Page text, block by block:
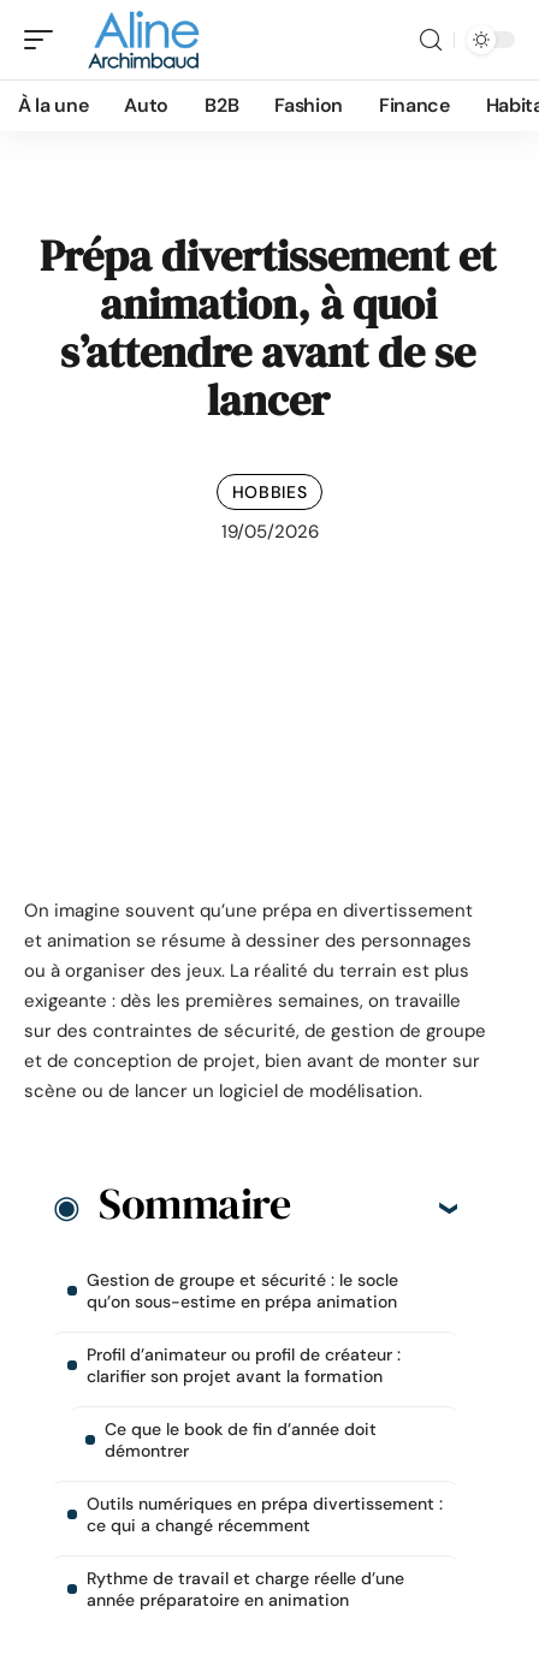
À la une Auto B2B Fashion Finance
Prépa divertissement et
animation, à quoi
s’attendre avant de se
lancer
HOBBIES
19/05/2026
On imagine souvent qu’une prépa en divertissement
et animation se résume à dessiner des personnages
ou à organiser des jeux. La réalité du terrain est plus
exigeante : dès les premières semaines, on travaille
sur des contraintes de sécurité, de gestion de groupe
et de conception de projet, bien avant de monter sur
scène ou de lancer un logiciel de modélisation.
Sommaire
Gestion de groupe et sécurité : le socle
qu’on sous-estime en prépa animation
Profil d’animateur ou profil de créateur :
clarifier son projet avant la formation
Ce que le book de fin d’année doit
démontrer
Outils numériques en prépa divertissement :
ce qui a changé récemment
Rythme de travail et charge réelle d’une
année préparatoire en animation